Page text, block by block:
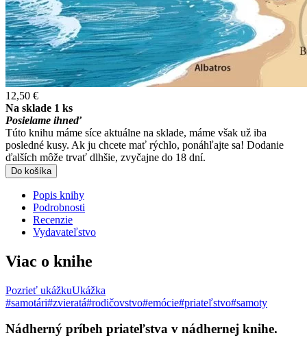
12,50 €
Na sklade 1 ks
Posielame ihneď
Túto knihu máme síce aktuálne na sklade, máme však už iba
posledné kusy. Ak ju chcete mať rýchlo, ponáhľajte sa! Dodanie
ďalších môže trvať dlhšie, zvyčajne do 18 dní.
Do košíka
Popis knihy
Podrobnosti
Recenzie
Vydavateľstvo
Viac o knihe
Pozrieť ukážkuUkážka
#samotári#zvieratá#rodičovstvo#emócie#priateľstvo#samoty
Nádherný príbeh priateľstva v nádhernej knihe.